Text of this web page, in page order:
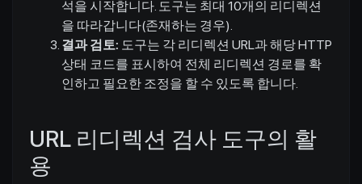
석을 시작합니다. 도구는 최대 10개의 리디렉션
을 따라갑니다(존재하는 경우).
결과 검토: 도구는 각 리디렉션 URL과 해당 HTTP
상태 코드를 표시하여 전체 리디렉션 경로를 확
인하고 필요한 조정을 할 수 있도록 합니다.
URL 리디렉션 검사 도구의 활
용